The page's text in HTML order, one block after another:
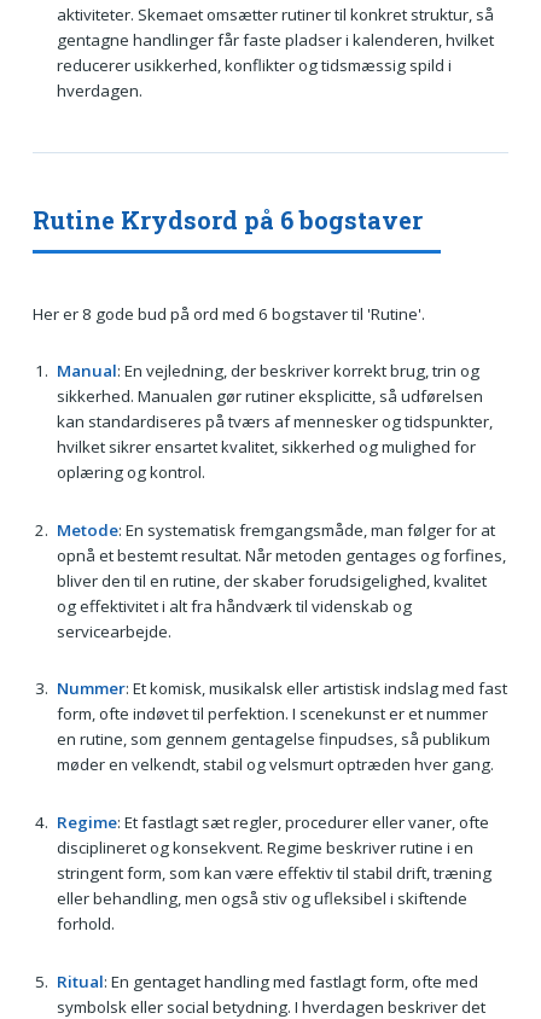
aktiviteter. Skemaet omsætter rutiner til konkret struktur, så
gentagne handlinger får faste pladser i kalenderen, hvilket
reducerer usikkerhed, konflikter og tidsmæssig spild i
hverdagen.
Rutine Krydsord på 6 bogstaver
Her er 8 gode bud på ord med 6 bogstaver til 'Rutine'.
Manual: En vejledning, der beskriver korrekt brug, trin og
sikkerhed. Manualen gør rutiner eksplicitte, så udførelsen
kan standardiseres på tværs af mennesker og tidspunkter,
hvilket sikrer ensartet kvalitet, sikkerhed og mulighed for
oplæring og kontrol.
Metode: En systematisk fremgangsmåde, man følger for at
opnå et bestemt resultat. Når metoden gentages og forfines,
bliver den til en rutine, der skaber forudsigelighed, kvalitet
og effektivitet i alt fra håndværk til videnskab og
servicearbejde.
Nummer: Et komisk, musikalsk eller artistisk indslag med fast
form, ofte indøvet til perfektion. I scenekunst er et nummer
en rutine, som gennem gentagelse finpudses, så publikum
møder en velkendt, stabil og velsmurt optræden hver gang.
Regime: Et fastlagt sæt regler, procedurer eller vaner, ofte
disciplineret og konsekvent. Regime beskriver rutine i en
stringent form, som kan være effektiv til stabil drift, træning
eller behandling, men også stiv og ufleksibel i skiftende
forhold.
Ritual: En gentaget handling med fastlagt form, ofte med
symbolsk eller social betydning. I hverdagen beskriver det